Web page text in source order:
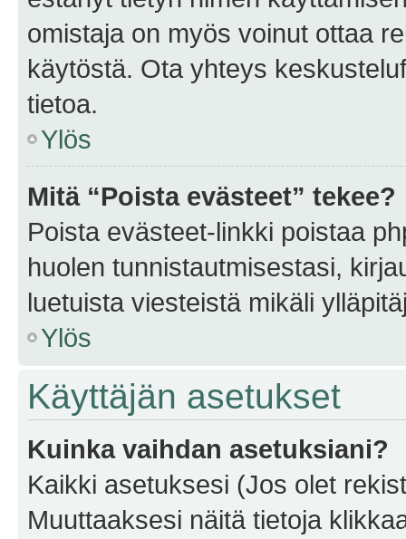
omistaja on myös voinut ottaa
käytöstä. Ota yhteys
tietoa.
Ylös
Mitä “Poista evästeet” tekee?
Poista evästeet-linkki poistaa
huolen tunnistautmisestasi,
luetuista viesteistä mikäli
Ylös
Käyttäjän asetukset
Kuinka vaihdan asetuksiani?
Kaikki asetuksesi (Jos olet
Muuttaaksesi näitä tietoja